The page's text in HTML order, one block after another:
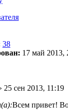
38
17 май 2013,
25 сен 2013, 11:19
Всем привет!